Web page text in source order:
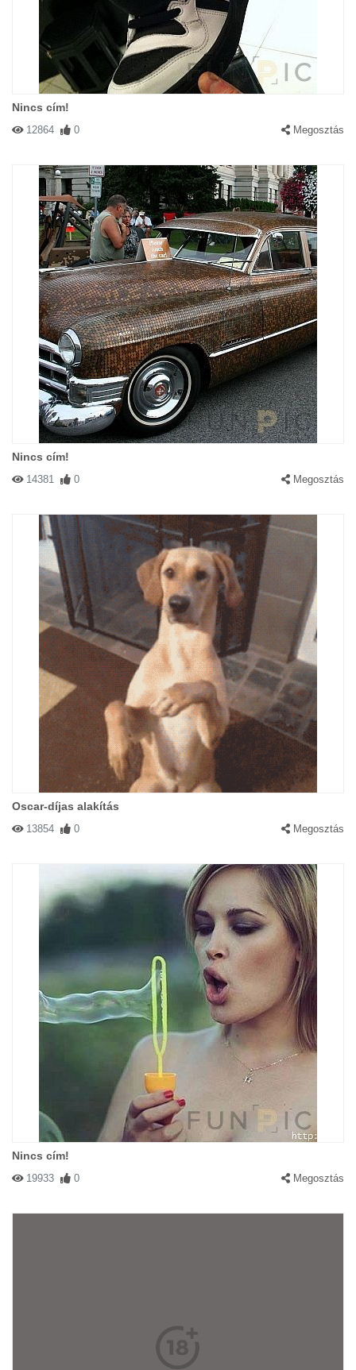
Nincs cím!
12864 0 Megosztás
Nincs cím!
14381 0 Megosztás
Oscar-díjas alakítás
13854 0 Megosztás
Nincs cím!
19933 0 Megosztás